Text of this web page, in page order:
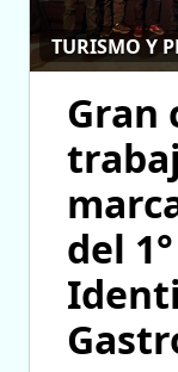
TURISMO Y
Gran
del